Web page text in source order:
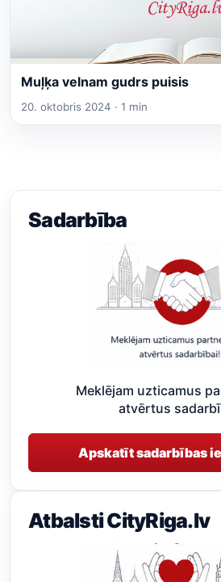
Muļķa velnam gudrs puisis
20. oktobris 2024 · 1 min
Sadarbība
Meklējam uzticamus
atvērtus
Apskatīt sadarbības
Atbalsti CityRiga.lv